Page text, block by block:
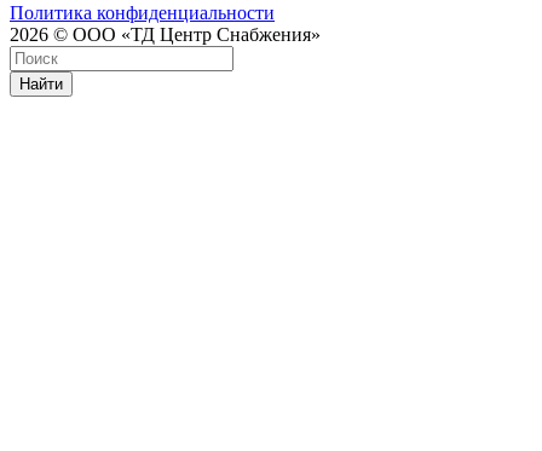
Политика конфиденциальности
2026 © ООО «ТД Центр Снабжения»
Найти